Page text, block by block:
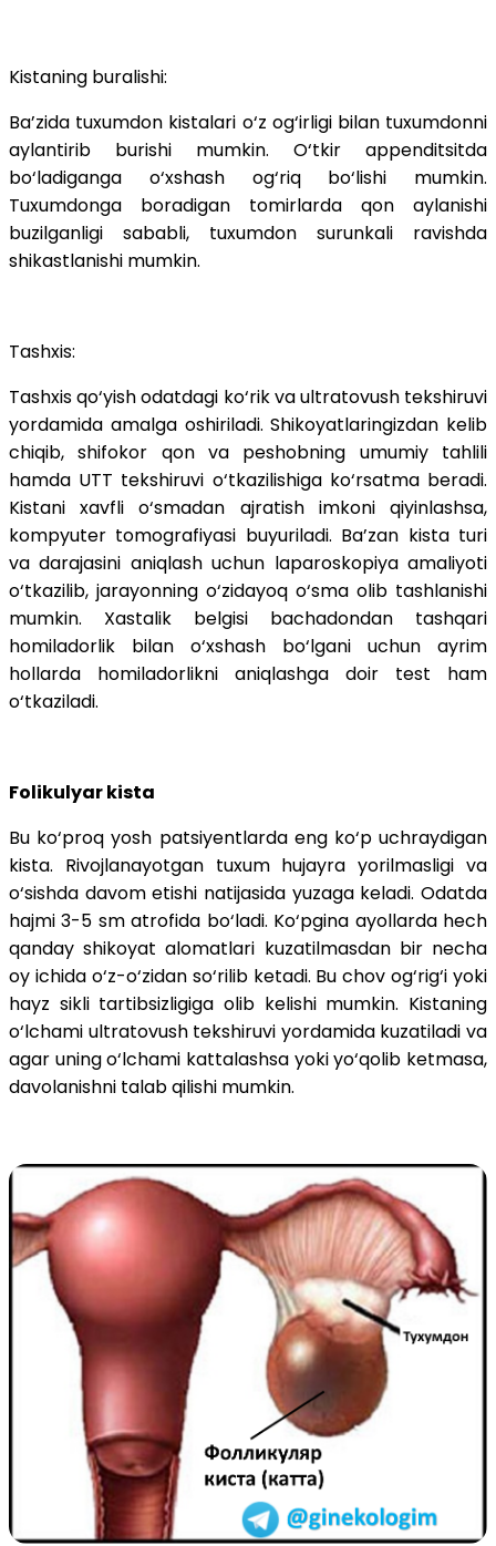
Kistaning buralishi:
Ba’zida tuxumdon kistalari o‘z og‘irligi bilan tuxumdonni
aylantirib burishi mumkin. O‘tkir appenditsitda
bo‘ladiganga o‘xshash og‘riq bo‘lishi mumkin.
Tuxumdonga boradigan tomirlarda qon aylanishi
buzilganligi sababli, tuxumdon surunkali ravishda
shikastlanishi mumkin.
Tashxis:
Tashxis qo‘yish odatdagi ko‘rik va ultratovush tekshiruvi
yordamida amalga oshiriladi. Shikoyatlaringizdan kelib
chiqib, shifokor qon va peshobning umumiy tahlili
hamda UTT tekshiruvi o‘tkazilishiga ko‘rsatma beradi.
Kistani xavfli o‘smadan ajratish imkoni qiyinlashsa,
kompyuter tomografiyasi buyuriladi. Ba’zan kista turi
va darajasini aniqlash uchun laparoskopiya amaliyoti
o‘tkazilib, jarayonning o‘zidayoq o‘sma olib tashlanishi
mumkin. Xastalik belgisi bachadondan tashqari
homiladorlik bilan o‘xshash bo‘lgani uchun ayrim
hollarda homiladorlikni aniqlashga doir test ham
o‘tkaziladi.
Folikulyar kista
Bu ko‘proq yosh patsiyentlarda eng ko‘p uchraydigan
kista. Rivojlanayotgan tuxum hujayra yorilmasligi va
o‘sishda davom etishi natijasida yuzaga keladi. Odatda
hajmi 3-5 sm atrofida bo‘ladi. Ko‘pgina ayollarda hech
qanday shikoyat alomatlari kuzatilmasdan bir necha
oy ichida o‘z-o‘zidan so‘rilib ketadi. Bu chov og‘rig‘i yoki
hayz sikli tartibsizligiga olib kelishi mumkin. Kistaning
o‘lchami ultratovush tekshiruvi yordamida kuzatiladi va
agar uning o‘lchami kattalashsa yoki yo‘qolib ketmasa,
davolanishni talab qilishi mumkin.